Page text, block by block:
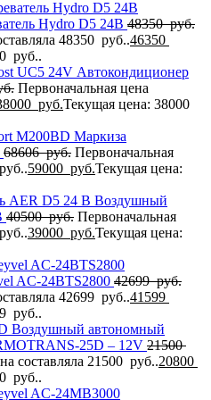
Hydro D5 24В 48350руб.
48350 руб..46350
руб..
Автокондиционер
Первоначальная цена
руб.Текущая цена: 38000
Маркиза
68606руб. Первоначальная
59000 руб.Текущая цена:
Воздушный
40500руб. Первоначальная
39000 руб.Текущая цена:
AC-24BTS2800 42699руб.
42699 руб..41599
руб..
Воздушный автономный
25D – 12V 21500
составляла 21500 руб..20800
руб..